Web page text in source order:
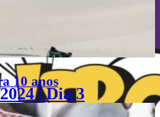
10 anos
por Graziela C
| Dia 3